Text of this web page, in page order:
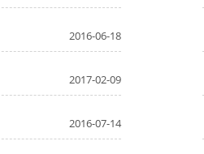
2016-06-18
2017-02-09
2016-07-14